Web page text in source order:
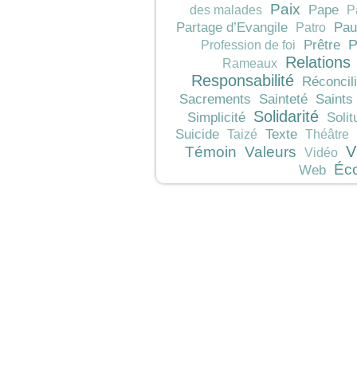
des malades Paix Pape
Partage d’Evangile Patro
Profession de foi Prêtre
Rameaux
Relations
Responsabilité
Sacrements Sainteté Saints
Simplicité Solidarité
Suicide
Taizé Texte Théâtre
Témoin Valeurs Vidéo
Web